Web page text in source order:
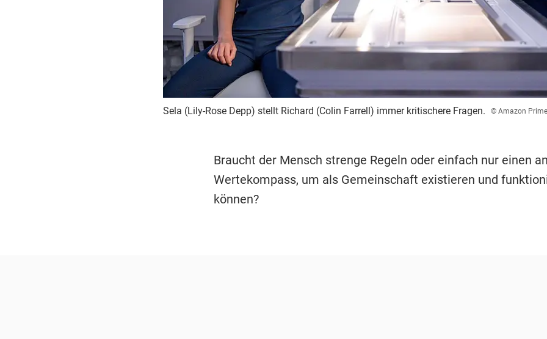
Sela (Lily-Rose Depp) stellt Richard (Colin Farrell) immer kritischere Fragen. © Amazon Prime
Braucht der Mensch strenge Regeln oder einfach nur einen
Wertekompass, um als Gemeinschaft existieren und
können?